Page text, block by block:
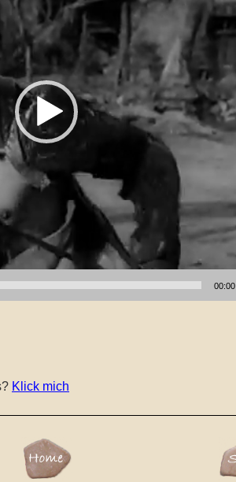
00:00
Klick mich